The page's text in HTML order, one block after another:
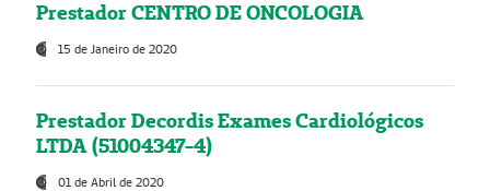
Prestador CENTRO DE ONCOLOGIA
15 de Janeiro de 2020
Prestador Decordis Exames Cardiológicos
LTDA (51004347-4)
01 de Abril de 2020